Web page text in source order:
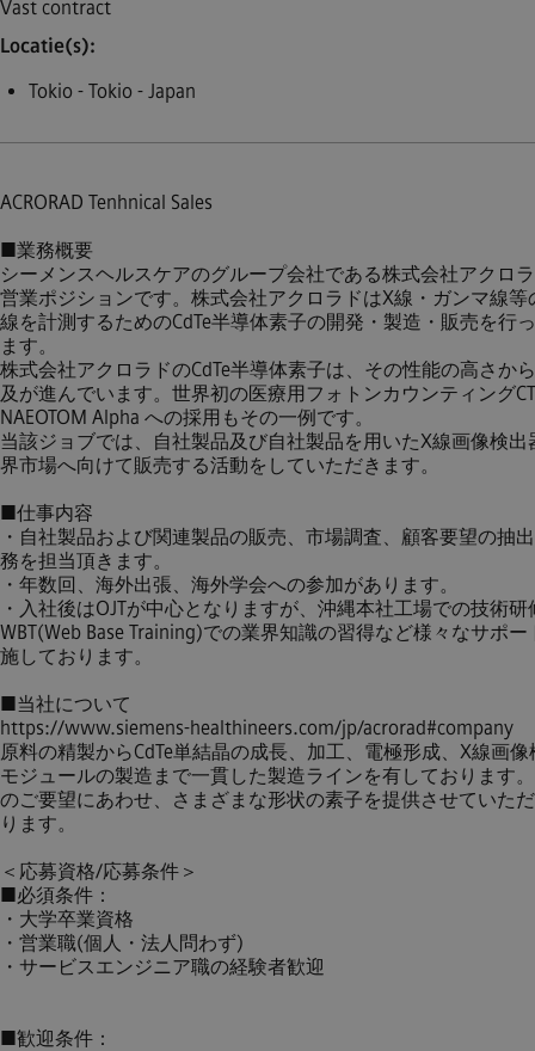
Vast contract
Locatie(s)
Tokio - Tokio - Japan
ACRORAD Tenhnical Sales
■業務概要
シーメンスヘルスケアのグループ会社である株式会社アクロ
営業ポジションです。株式会社アクロラドはX線・ガンマ線等
線を計測するためのCdTe半導体素子の開発・製造・販売を行
ます。
株式会社アクロラドのCdTe半導体素子は、その性能の高さか
及が進んでいます。世界初の医療用フォトンカウンティング
NAEOTOM Alpha への採用もその一例です。
当該ジョブでは、自社製品及び自社製品を用いたX線画像検出
界市場へ向けて販売する活動をしていただきます。
■仕事内容
・自社製品および関連製品の販売、市場調査、顧客要望の抽
務を担当頂きます。
・年数回、海外出張、海外学会への参加があります。
・入社後はOJTが中心となりますが、沖縄本社工場での技術研
WBT(Web Base Training)での業界知識の習得など様々なサポー
施しております。
■当社について
https://www.siemens-healthineers.com/jp/acrorad#company
原料の精製からCdTe単結晶の成長、加工、電極形成、X線画像
モジュールの製造まで一貫した製造ラインを有しております
のご要望にあわせ、さまざまな形状の素子を提供させていた
ります。
＜応募資格/応募条件＞
■必須条件：
・大学卒業資格
・営業職(個人・法人問わず)
・サービスエンジニア職の経験者歓迎
■歓迎条件：